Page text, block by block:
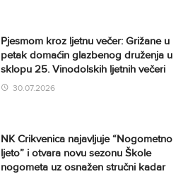
Pjesmom kroz ljetnu večer: Grižane u
petak domaćin glazbenog druženja u
sklopu 25. Vinodolskih ljetnih večeri
30.07.2026
NK Crikvenica najavljuje “Nogometno
ljeto” i otvara novu sezonu Škole
nogometa uz osnažen stručni kadar